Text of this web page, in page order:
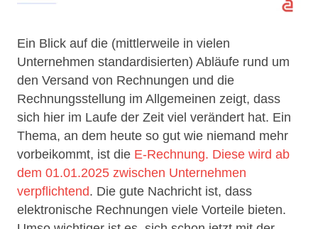
Ein Blick auf die (mittlerweile in vielen
Unternehmen standardisierten) Abläufe rund um
den Versand von Rechnungen und die
Rechnungsstellung im Allgemeinen zeigt, dass
sich hier im Laufe der Zeit viel verändert hat. Ein
Thema, an dem heute so gut wie niemand mehr
vorbeikommt, ist die E-Rechnung. Diese wird ab
dem 01.01.2025 zwischen Unternehmen
verpflichtend. Die gute Nachricht ist, dass
elektronische Rechnungen viele Vorteile bieten.